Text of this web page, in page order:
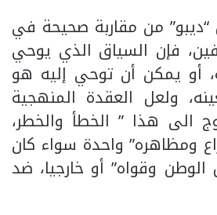
من مقاربة صحيحة في
فإن السياق الذي يوحي
أو يمكن أن توحي إليه هو
ولعل العقدة المنهجية
الى هذا ” الخطأ والخطر،
ومظاهره” واحدة سواء كان
الوطن وقواه” أو خارجيا، ضد